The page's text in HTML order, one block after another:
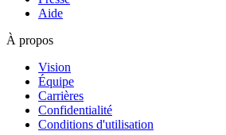
Aide
À propos
Vision
Équipe
Carrières
Confidentialité
Conditions d'utilisation